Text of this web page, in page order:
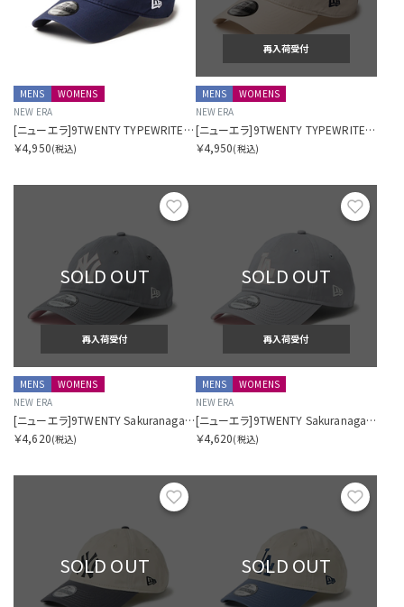
MENS
WOMENS
NEW ERA
[ニューエラ]9TWENTY TYPEWRITER ニューヨーク・ヤンキース タイプライター ネイビー
￥4,950(税込)
再入荷受付
MENS
WOMENS
NEW ERA
[ニューエラ]9TWENTY TYPEWRITER ニューヨーク・ヤンキース タイプライター ライトベージュ
￥4,950(税込)
お気に入り
SOLD OUT
再入荷受付
MENS
WOMENS
NEW ERA
[ニューエラ]9TWENTY Sakuranagashi 桜流し ニューヨーク・ヤンキース ストームグレー
￥4,620(税込)
SOLD OUT
再入荷受付
MENS
WOMENS
NEW ERA
[ニューエラ]9TWENTY Sakuranagashi 桜流し ロサンゼルス・ドジャース グレー
￥4,620(税込)
お気に入り
SOLD OUT SOLD OUT